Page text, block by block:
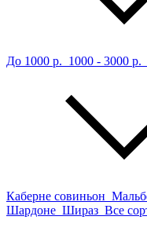
До 1000 р. 1000 - 3000 р.
Каберне совиньон
Шардоне Шираз Все